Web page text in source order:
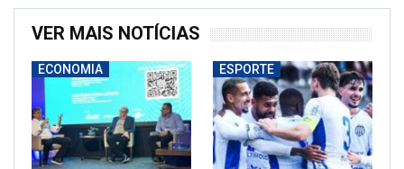
VER MAIS NOTÍCIAS
ECONOMIA ESPORTE